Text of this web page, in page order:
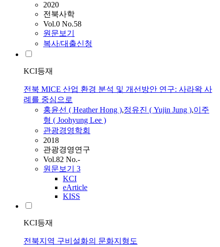
2020
전북사학
Vol.0 No.58
원문보기
복사/대출신청
KCI등재
전북 MICE 산업 환경 분석 및 개선방안 연구: 사라왁 사
례를 중심으로
홍윤선 ( Heather Hong ),정유진 ( Yujin Jung ),이주
형 ( Joohyung Lee )
관광경영학회
2018
관광경영연구
Vol.82 No.-
원문보기 3
KCI
eArticle
KISS
KCI등재
전북지역 구비설화의 문화지형도